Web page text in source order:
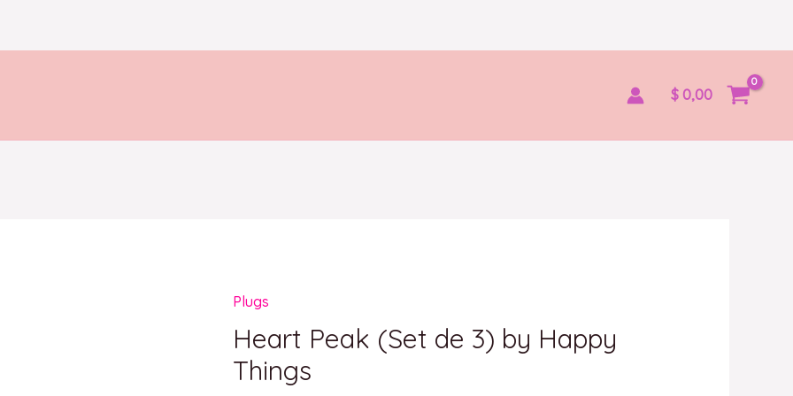
$0,00
Plugs
Heart Peak (Set de 3) by Happy
Things
Heart
Peak
(Set
de